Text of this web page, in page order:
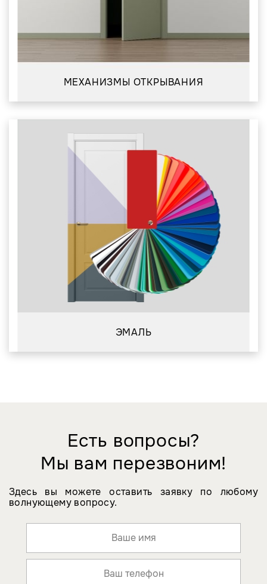
МЕХАНИЗМЫ ОТКРЫВАНИЯ
ЭМАЛЬ
Есть вопросы?
Мы вам перезвоним!
Здесь вы можете оставить заявку по любому
волнующему вопросу.